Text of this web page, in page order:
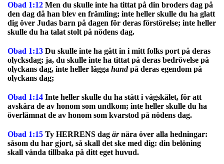
Obad 1:12 Men du skulle inte ha tittat på din broders dag på
den dag då han blev en främling; inte heller skulle du ha glatt
dig över Judas barn på dagen för deras förstörelse; inte heller
skulle du ha talat stolt på nödens dag.
Obad 1:13 Du skulle inte ha gått in i mitt folks port på deras
olycksdag; ja, du skulle inte ha tittat på deras bedrövelse på
olyckans dag, inte heller lägga handpå deras egendom på
olyckans dag;
Obad 1:14 Inte heller skulle du ha stått i vägskälet, för att
avskära de av honom som undkom; inte heller skulle du ha
överlämnat de av honom som kvarstod på nödens dag.
Obad 1:15 Ty HERRENS dag ärnära över alla hedningar:
såsom du har gjort, så skall det ske med dig: din belöning
skall vända tillbaka på ditt eget huvud.